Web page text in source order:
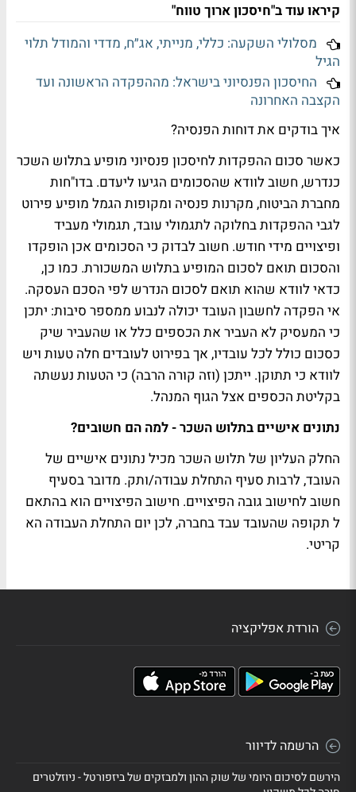
קיראו עוד ב"חיסכון ארוך טווח"
מסלולי השקעה: כללי, מנייתי, אג״ח, מדדי והמודל תלוי
הגיל
החיסכון הפנסיוני בישראל: מההפקדה הראשונה ועד
הקצבה האחרונה
איך בודקים את דוחות הפנסיה?
כאשר סכום ההפקדות לחיסכון פנסיוני מופיע בתלוש השכר
כנדרש, חשוב לוודא שהסכומים הגיעו ליעדם. בדו"חות
מחברת הביטוח, מקרנות פנסיה ומקופות הגמל מופיע פירוט
לגבי ההפקדות בחלוקה לתגמולי עובד, תגמולי מעביד
ופיצויים מידי חודש. חשוב לבדוק כי הסכומים אכן הופקדו
והסכום תואם לסכום המופיע בתלוש המשכורת. כמו כן,
כדאי לוודא שהוא תואם לסכום הנדרש לפי הסכם העסקה.
אי הפקדה לחשבון העובד יכולה לנבוע ממספר סיבות: יתכן
כי המעסיק לא העביר את הכספים כלל או שהעביר שיק
כסכום כולל לכל עובדיו, אך בפירוט לעובדים חלה טעות ויש
לוודא כי תתוקן. ייתכן (וזה קורה הרבה) כי הטעות נעשתה
בקליטת הכספים אצל הגוף המנהל.
נתונים אישיים בתלוש השכר - למה הם חשובים?
החלק העליון של תלוש השכר מכיל נתונים אישיים של
העובד, לרבות סעיף התחלת עבודה/ותק. מדובר בסעיף
חשוב לחישוב גובה הפיצויים. חישוב הפיצויים הוא בהתאם
ל תקופה שהעובד עבד בחברה, לכן יום התחלת העבודה הא
קריטי.
הורדת אפליקציה
הרשמה לדיוור
הירשם לסיכום היומי של שוק ההון ולמבזקים של ביזפורטל - ניוזלטרים